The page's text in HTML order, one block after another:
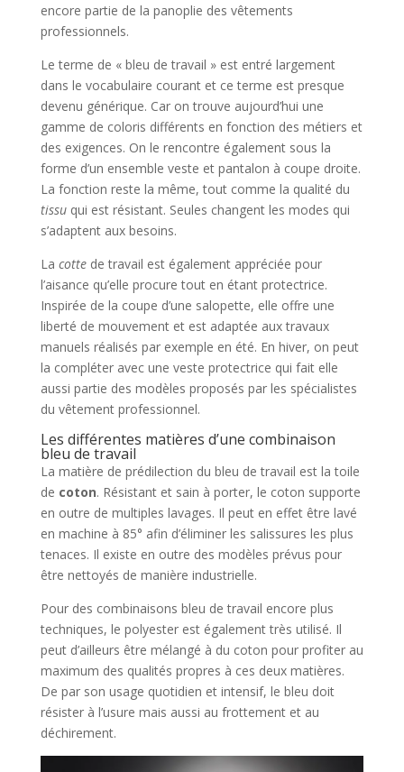
encore partie de la panoplie des vêtements
professionnels.
Le terme de « bleu de travail » est entré largement
dans le vocabulaire courant et ce terme est presque
devenu générique. Car on trouve aujourd’hui une
gamme de coloris différents en fonction des métiers et
des exigences. On le rencontre également sous la
forme d’un ensemble veste et pantalon à coupe droite.
La fonction reste la même, tout comme la qualité du
tissuqui est résistant. Seules changent les modes qui
s’adaptent aux besoins.
La cottede travail est également appréciée pour
l’aisance qu’elle procure tout en étant protectrice.
Inspirée de la coupe d’une salopette, elle offre une
liberté de mouvement et est adaptée aux travaux
manuels réalisés par exemple en été. En hiver, on peut
la compléter avec une veste protectrice qui fait elle
aussi partie des modèles proposés par les spécialistes
du vêtement professionnel.
Les différentes matières d’une combinaison
bleu de travail
La matière de prédilection du bleu de travail est la toile
de coton. Résistant et sain à porter, le coton supporte
en outre de multiples lavages. Il peut en effet être lavé
en machine à 85° afin d’éliminer les salissures les plus
tenaces. Il existe en outre des modèles prévus pour
être nettoyés de manière industrielle.
Pour des combinaisons bleu de travail encore plus
techniques, le polyester est également très utilisé. Il
peut d’ailleurs être mélangé à du coton pour profiter au
maximum des qualités propres à ces deux matières.
De par son usage quotidien et intensif, le bleu doit
résister à l’usure mais aussi au frottement et au
déchirement.